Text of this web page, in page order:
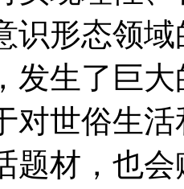
识形态领
发生了巨
对世俗生
题材，也